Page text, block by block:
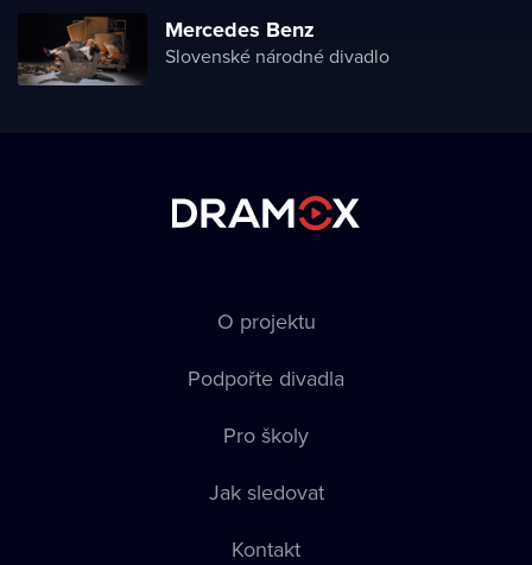
Mercedes Benz
Slovenské národné divadlo
O projektu
Podpořte divadla
Pro školy
Jak sledovat
Kontakt